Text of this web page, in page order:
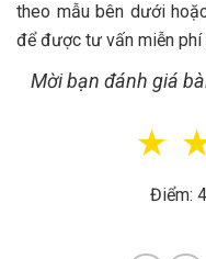
theo mẫu bên dưới
để được tư vấn miễn phí
Mời bạn đánh giá
☆
Điểm: